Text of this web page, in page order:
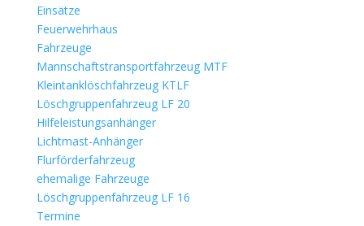
Einsätze
Feuerwehrhaus
Fahrzeuge
Mannschaftstransportfahrzeug MTF
Kleintanklöschfahrzeug KTLF
Löschgruppenfahrzeug LF 20
Hilfeleistungsanhänger
Lichtmast-Anhänger
Flurförderfahrzeug
ehemalige Fahrzeuge
Löschgruppenfahrzeug LF 16
Termine